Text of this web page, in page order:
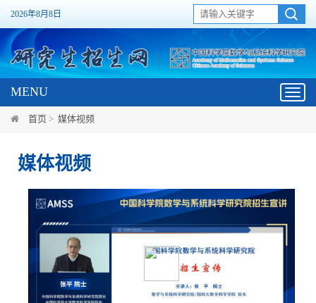
2026年8月8日
MENU
首页 > 媒体视频
媒体视频